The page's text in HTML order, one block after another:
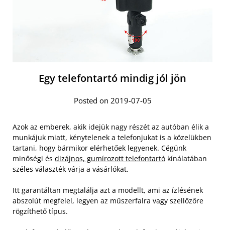
Egy telefontartó mindig jól jön
Posted on 2019-07-05
Azok az emberek, akik idejük nagy részét az autóban élik a
munkájuk miatt, kénytelenek a telefonjukat is a közelükben
tartani, hogy bármikor elérhetőek legyenek. Cégünk
minőségi és dizájnos, gumírozott telefontartó kínálatában
széles választék várja a vásárlókat.
Itt garantáltan megtalálja azt a modellt, ami az ízlésének
abszolút megfelel, legyen az műszerfalra vagy szellőzőre
rögzíthető típus.